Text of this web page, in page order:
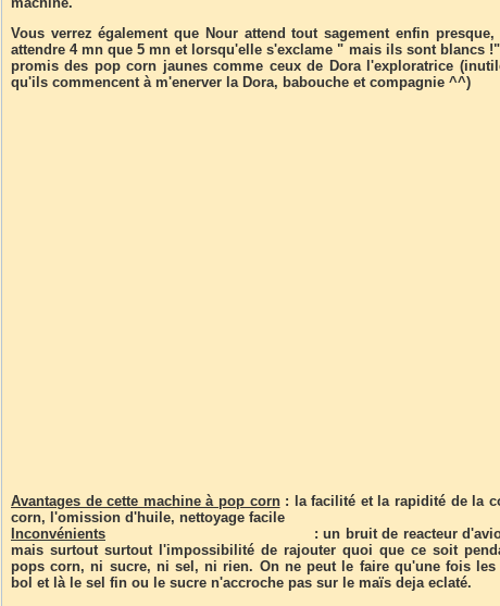
Vous verrez également que Nour attend tout sagement enfin
attendre 4 mn que 5 mn et lorsqu'elle s'exclame " mais ils sont blancs
promis des pop corn jaunes comme ceux de Dora l'exploratrice
qu'ils commencent à m'enerver la Dora, babouche et compagnie ^^)
Avantages de cette machine à pop corn: la facilité et la rapidité de la
corn, l'omission d'huile, nettoyage facile
Inconvénients : un bruit de reacteur d'avion (pas
mais surtout surtout l'impossibilité de rajouter quoi que ce soit
pops corn, ni sucre, ni sel, ni rien. On ne peut le faire qu'une fois
bol et là le sel fin ou le sucre n'accroche pas sur le maïs deja eclaté.